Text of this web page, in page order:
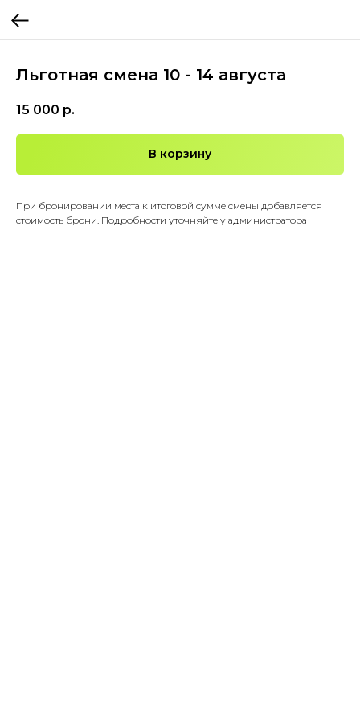
Льготная смена 10 - 14 августа
15 000 р.
В корзину
При бронировании места к итоговой сумме смены добавляется
стоимость брони. Подробности уточняйте у администратора